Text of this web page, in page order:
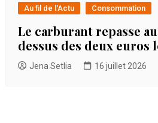
Au fil de l'Actu Consommation
Le carburant repasse
dessus des deux euros
Jena Setlia 16 juillet 2026